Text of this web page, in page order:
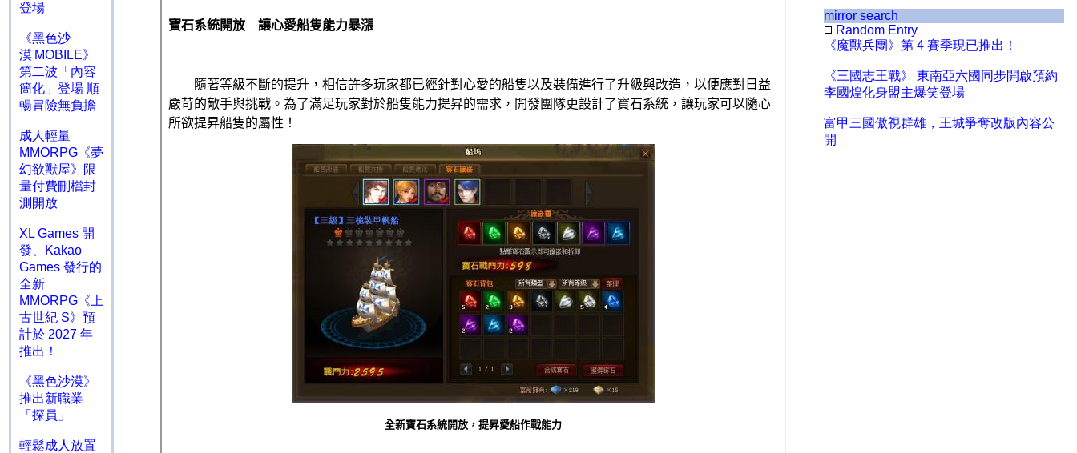
登場
《黑色沙
漠 MOBILE》
第二波「內容
簡化」登場 順
暢冒險無負擔
成人輕量
MMORPG《夢
幻欲獸屋》限
量付費刪檔封
測開放
XL Games 開
發、Kakao
Games 發行的
全新
MMORPG《上
古世紀 S》預
計於 2027 年
推出！
《黑色沙漠》
推出新職業
「探員」
輕鬆成人放置
mirror search
Random Entry
《魔獸兵團》第 4 賽季現已推出！
《三國志王戰》 東南亞六國同步開啟預約
李國煌化身盟主爆笑登場
富甲三國傲視群雄，王城爭奪改版內容公
開